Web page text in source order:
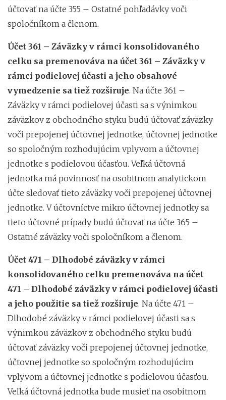
účtovať na účte 355 – Ostatné pohľadávky voči
spoločníkom a členom.
Účet 361 – Záväzky v rámci konsolidovaného
celku sa premenováva na účet 361 – Záväzky v
rámci podielovej účasti a jeho obsahové
vymedzenie sa tiež rozširuje. Na účte 361 –
Záväzky v rámci podielovej účasti sa s výnimkou
záväzkov z obchodného styku budú účtovať záväzky
voči prepojenej účtovnej jednotke, účtovnej jednotke
so spoločným rozhodujúcim vplyvom a účtovnej
jednotke s podielovou účasťou. Veľká účtovná
jednotka má povinnosť na osobitnom analytickom
účte sledovať tieto záväzky voči prepojenej účtovnej
jednotke. V účtovníctve mikro účtovnej jednotky sa
tieto účtovné prípady budú účtovať na účte 365 –
Ostatné záväzky voči spoločníkom a členom.
Účet 471 – Dlhodobé záväzky v rámci
konsolidovaného celku premenováva na účet
471 – Dlhodobé záväzky v rámci podielovej účasti
a jeho použitie sa tiež rozširuje. Na účte 471 –
Dlhodobé záväzky v rámci podielovej účasti sa s
výnimkou záväzkov z obchodného styku budú
účtovať záväzky voči prepojenej účtovnej jednotke,
účtovnej jednotke so spoločným rozhodujúcim
vplyvom a účtovnej jednotke s podielovou účasťou.
Veľká účtovná jednotka bude musieť na osobitnom